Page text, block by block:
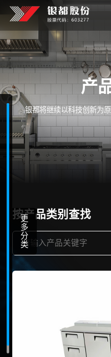
产
银都将继续以科技创新为
按产品类别查找
更
多
分
类